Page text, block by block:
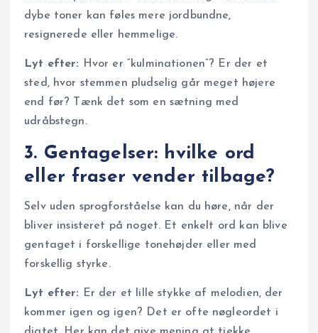
dybe toner kan føles mere jordbundne,
resignerede eller hemmelige.
Lyt efter: Hvor er “kulminationen”? Er der et
sted, hvor stemmen pludselig går meget højere
end før? Tænk det som en sætning med
udråbstegn.
3. Gentagelser: hvilke ord
eller fraser vender tilbage?
Selv uden sprogforståelse kan du høre, når der
bliver insisteret på noget. Et enkelt ord kan blive
gentaget i forskellige tonehøjder eller med
forskellig styrke.
Lyt efter: Er der et lille stykke af melodien, der
kommer igen og igen? Det er ofte nøgleordet i